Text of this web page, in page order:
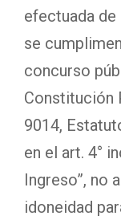
efectuada
se
concurso
Constitución
9014,
en el art. 4°
Ingreso”, no
idoneidad